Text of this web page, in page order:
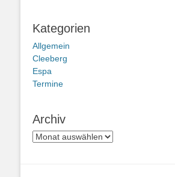
Kategorien
Allgemein
Cleeberg
Espa
Termine
Archiv
Archiv